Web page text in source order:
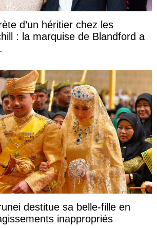
d’un héritier chez les
: la marquise de Blandford a
...
destitue sa belle-fille en
inappropriés